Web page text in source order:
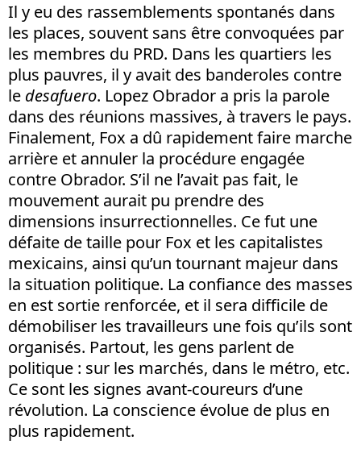
Il y eu des rassemblements spontanés dans
les places, souvent sans être convoquées par
les membres du PRD. Dans les quartiers les
plus pauvres, il y avait des banderoles contre
le desafuero. Lopez Obrador a pris la parole
dans des réunions massives, à travers le pays.
Finalement, Fox a dû rapidement faire marche
arrière et annuler la procédure engagée
contre Obrador. S’il ne l’avait pas fait, le
mouvement aurait pu prendre des
dimensions insurrectionnelles. Ce fut une
défaite de taille pour Fox et les capitalistes
mexicains, ainsi qu’un tournant majeur dans
la situation politique. La confiance des masses
en est sortie renforcée, et il sera difficile de
démobiliser les travailleurs une fois qu’ils sont
organisés. Partout, les gens parlent de
politique : sur les marchés, dans le métro, etc.
Ce sont les signes avant-coureurs d’une
révolution. La conscience évolue de plus en
plus rapidement.